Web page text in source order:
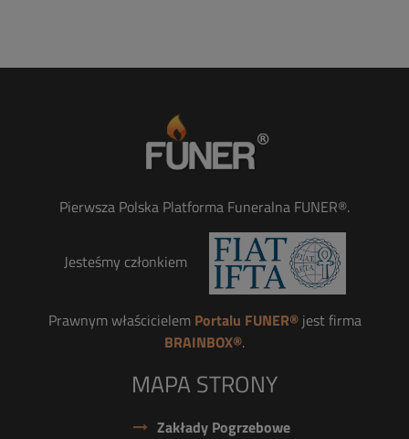
Pierwsza Polska Platforma Funeralna FUNER®.
Jesteśmy członkiem
Prawnym właścicielem Portalu FUNER®jest firma
BRAINBOX®.
MAPA STRONY
Zakłady Pogrzebowe